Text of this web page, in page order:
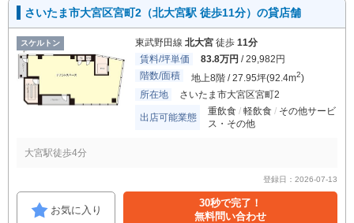
さいたま市大宮区宮町2（北大宮駅 徒歩11分）の貸店舗
スケルトン 東武野田線 北大宮 徒歩 11分
賃料/坪単価
83.8万円 / 29,982円
階数/面積
地上8階 / 27.95坪(92.4m2)
所在地
さいたま市大宮区宮町2
出店可能業態
重飲食 軽飲食
その他サービ
ス・その他
大宮駅徒歩4分
登録日：2026-07-13
お気に入り
30秒で完了！
無料問い合わせ